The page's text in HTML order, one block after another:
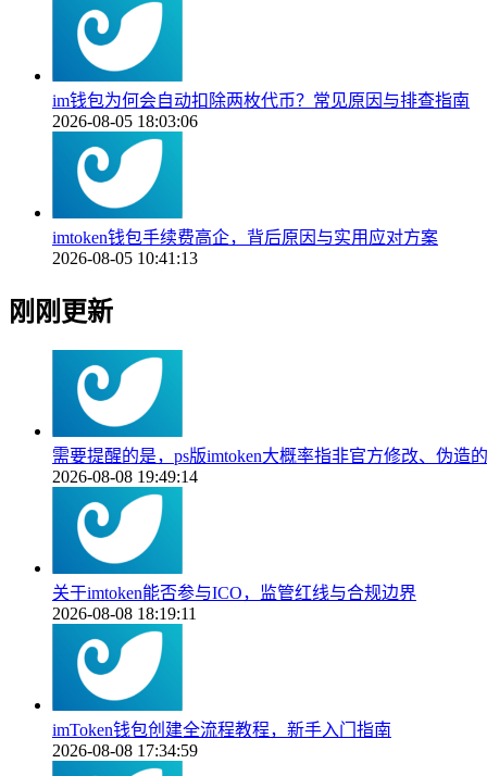
im钱包为何会自动扣除两枚代币？常见原因与排查指南
2026-08-05 18:03:06
imtoken钱包手续费高企，背后原因与实用应对方案
2026-08-05 10:41:13
刚刚更新
需要提醒的是，ps版imtoken大概率指非官方修改、伪
2026-08-08 19:49:14
关于imtoken能否参与ICO，监管红线与合规边界
2026-08-08 18:19:11
imToken钱包创建全流程教程，新手入门指南
2026-08-08 17:34:59